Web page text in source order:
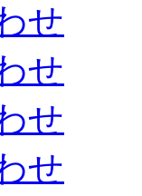
せ
せ
せ
せ